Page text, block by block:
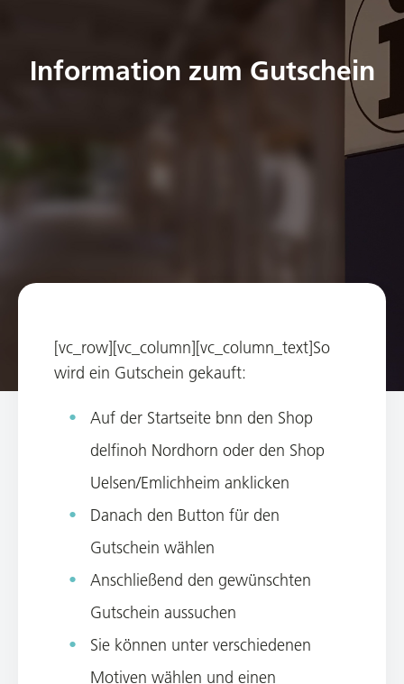
Information zum Gutschein
[vc_row][vc_column][vc_column_text]So
wird ein Gutschein gekauft:
Auf der Startseite bnn den Shop
delfinoh Nordhorn oder den Shop
Uelsen/Emlichheim anklicken
Danach den Button für den
Gutschein wählen
Anschließend den gewünschten
Gutschein aussuchen
Sie können unter verschiedenen
Motiven wählen und einen